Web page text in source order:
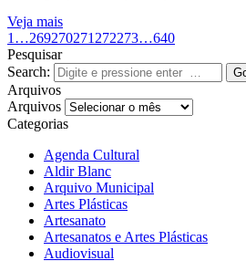
Veja mais
1 …269270271 272273…640
Pesquisar
Search:
Arquivos
Arquivos
Categorias
Agenda Cultural
Aldir Blanc
Arquivo Municipal
Artes Plásticas
Artesanato
Artesanatos e Artes Plásticas
Audiovisual